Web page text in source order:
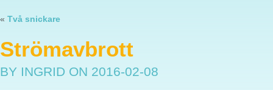
« Två snickare
Strömavbrott
BY INGRID ON 2016-02-08